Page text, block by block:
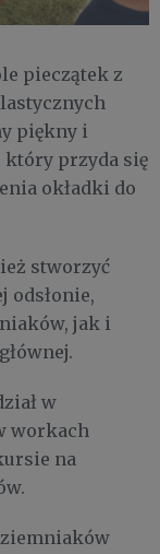
pieczątek z
piękny i
przyda się
okładki do
stworzyć
odsłonie,
jak i
w
workach
na